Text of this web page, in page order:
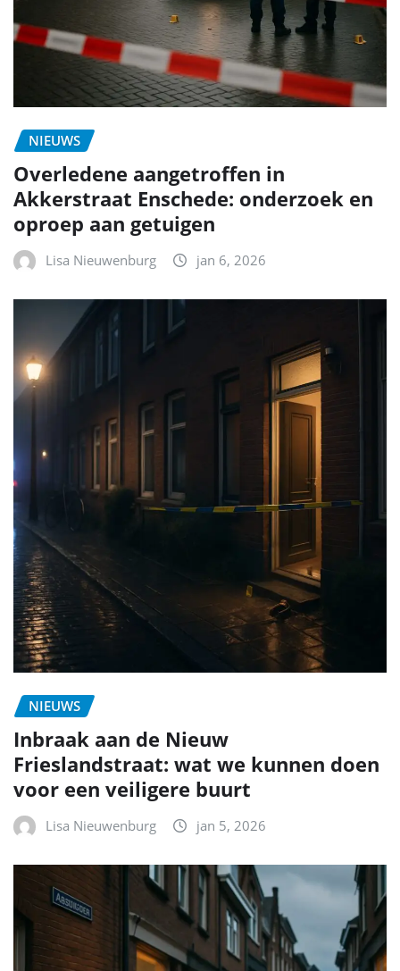
NIEUWS
Overledene aangetroffen in
Akkerstraat Enschede: onderzoek en
oproep aan getuigen
Lisa Nieuwenburg jan 6, 2026
NIEUWS
Inbraak aan de Nieuw
Frieslandstraat: wat we kunnen doen
voor een veiligere buurt
Lisa Nieuwenburg jan 5, 2026